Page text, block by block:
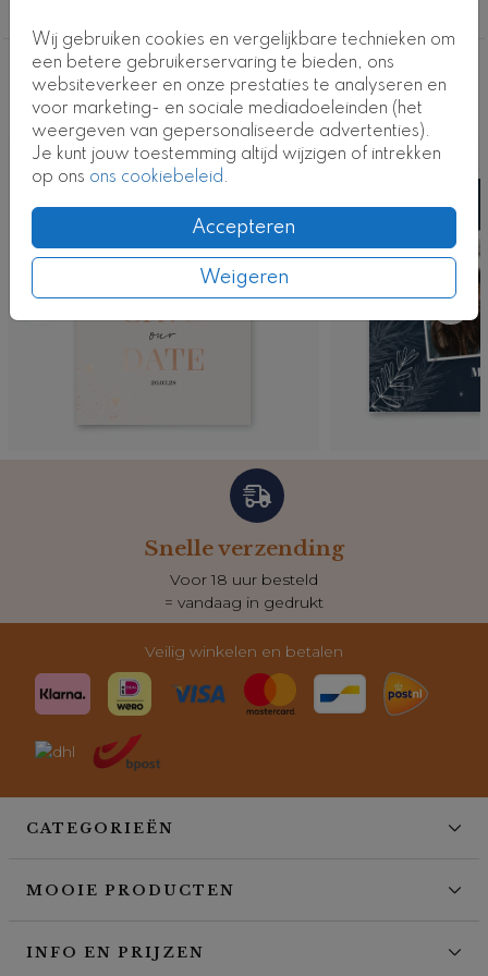
Wij gebruiken cookies en vergelijkbare technieken om
een betere gebruikerservaring te bieden, ons
websiteverkeer en onze prestaties te analyseren en
voor marketing- en sociale mediadoeleinden (het
weergeven van gepersonaliseerde advertenties).
Je kunt jouw toestemming altijd wijzigen of intrekken
op ons ons cookiebeleid.
Accepteren
Weigeren
achterkant is er genoeg ruimte voor een kerstwens en
een tekst over jullie dag. Pas dit ontwerp eventueel
aan naar smaak in onze ontwerptool.
Kaartcode: FD-MC-269
Deze ontwerpen vind je misschien ook
leuk
Snelle verzending
Voor 18 uur besteld
= vandaag in gedrukt
Veilig winkelen en betalen
CATEGORIEËN
MOOIE PRODUCTEN
INFO EN PRIJZEN